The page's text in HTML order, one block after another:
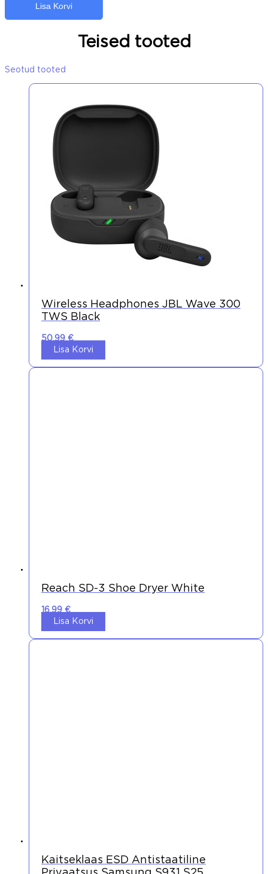
Lisa Korvi
Teised tooted
Seotud tooted
Wireless Headphones JBL Wave 300
TWS Black
50,99 €
Lisa Korvi
Reach SD-3 Shoe Dryer White
16,99 €
Lisa Korvi
Kaitseklaas ESD Antistaatiline